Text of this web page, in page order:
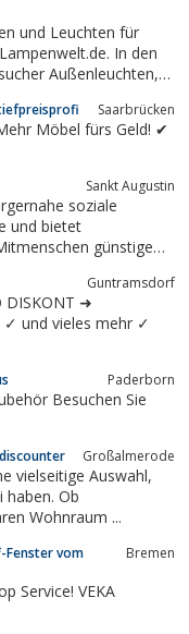
Außenleuchten,
Produktqualität ist
Saarbrücken
Möbel fürs Geld! ✔
Sankt Augustin
soziale
und bietet
günstige
Guntramsdorf
DISKONT ➜
✓ und vieles mehr ✓
Paderborn
Besuchen Sie
Großalmerode
vielseitige Auswahl,
haben. Ob
Wohnraum ...
Fenster vom
Bremen